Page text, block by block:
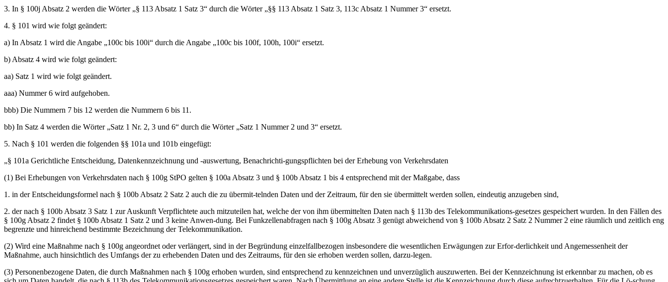
3. In § 100j Absatz 2 werden die Wörter „§ 113 Absatz 1 Satz 3“ durch die Wörter „§§ 113 Absatz 1 Satz 3, 113c Absatz 1 Nummer 3“ ersetzt.
4. § 101 wird wie folgt geändert:
a) In Absatz 1 wird die Angabe „100c bis 100i“ durch die Angabe „100c bis 100f, 100h, 100i“ ersetzt.
b) Absatz 4 wird wie folgt geändert:
aa) Satz 1 wird wie folgt geändert.
aaa) Nummer 6 wird aufgehoben.
bbb) Die Nummern 7 bis 12 werden die Nummern 6 bis 11.
bb) In Satz 4 werden die Wörter „Satz 1 Nr. 2, 3 und 6“ durch die Wörter „Satz 1 Nummer 2 und 3“ ersetzt.
5. Nach § 101 werden die folgenden §§ 101a und 101b eingefügt:
„§ 101a Gerichtliche Entscheidung, Datenkennzeichnung und -auswertung, Benachrichti-gungspflichten bei der Erhebung von Verkehrsdaten
(1) Bei Erhebungen von Verkehrsdaten nach § 100g StPO gelten § 100a Absatz 3 und § 100b Absatz 1 bis 4 entsprechend mit der Maßgabe, dass
1. in der Entscheidungsformel nach § 100b Absatz 2 Satz 2 auch die zu übermit-telnden Daten und der Zeitraum, für den sie übermittelt werden sollen, eindeutig anzugeben sind,
2. der nach § 100b Absatz 3 Satz 1 zur Auskunft Verpflichtete auch mitzuteilen hat, welche der von ihm übermittelten Daten nach § 113b des Telekommunikations-gesetzes gespeichert wurden. In den Fällen des
§ 100g Absatz 2 findet § 100b Absatz 1 Satz 2 und 3 keine Anwen-dung. Bei Funkzellenabfragen nach § 100g Absatz 3 genügt abweichend von § 100b Absatz 2 Satz 2 Nummer 2 eine räumlich und zeitlich eng
begrenzte und hinreichend bestimmte Bezeichnung der Telekommunikation.
(2) Wird eine Maßnahme nach § 100g angeordnet oder verlängert, sind in der Begründung einzelfallbezogen insbesondere die wesentlichen Erwägungen zur Erfor-derlichkeit und Angemessenheit der
Maßnahme, auch hinsichtlich des Umfangs der zu erhebenden Daten und des Zeitraums, für den sie erhoben werden sollen, darzu-legen.
(3) Personenbezogene Daten, die durch Maßnahmen nach § 100g erhoben wurden, sind entsprechend zu kennzeichnen und unverzüglich auszuwerten. Bei der Kennzeichnung ist erkennbar zu machen, ob es